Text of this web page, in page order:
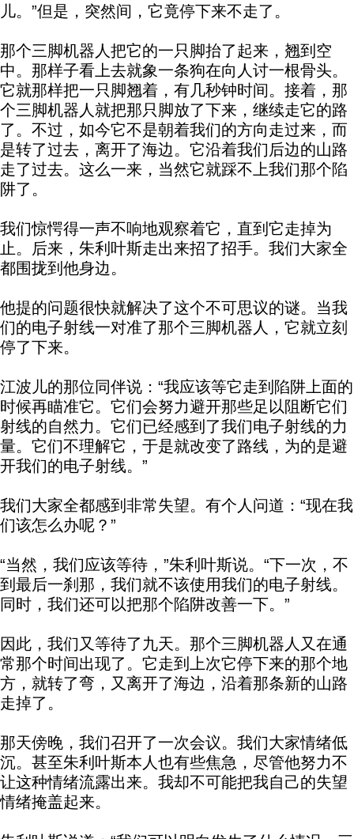
儿。”但是，突然间，它竟停下来不走了。
那个三脚机器人把它的一只脚抬了起来，翘到空
中。那样子看上去就象一条狗在向人讨一根骨头。
它就那样把一只脚翘着，有几秒钟时间。接着，那
个三脚机器人就把那只脚放了下来，继续走它的路
了。不过，如今它不是朝着我们的方向走过来，而
是转了过去，离开了海边。它沿着我们后边的山路
走了过去。这么一来，当然它就踩不上我们那个陷
阱了。
我们惊愕得一声不响地观察着它，直到它走掉为
止。后来，朱利叶斯走出来招了招手。我们大家全
都围拢到他身边。
他提的问题很快就解决了这个不可思议的谜。当我
们的电子射线一对准了那个三脚机器人，它就立刻
停了下来。
江波儿的那位同伴说：“我应该等它走到陷阱上面的
时候再瞄准它。它们会努力避开那些足以阻断它们
射线的自然力。它们已经感到了我们电子射线的力
量。它们不理解它，于是就改变了路线，为的是避
开我们的电子射线。”
我们大家全都感到非常失望。有个人问道：“现在我
们该怎么办呢？”
“当然，我们应该等待，”朱利叶斯说。“下一次，不
到最后一刹那，我们就不该使用我们的电子射线。
同时，我们还可以把那个陷阱改善一下。”
因此，我们又等待了九天。那个三脚机器人又在通
常那个时间出现了。它走到上次它停下来的那个地
方，就转了弯，又离开了海边，沿着那条新的山路
走掉了。
那天傍晚，我们召开了一次会议。我们大家情绪低
沉。甚至朱利叶斯本人也有些焦急，尽管他努力不
让这种情绪流露出来。我却不可能把我自己的失望
情绪掩盖起来。